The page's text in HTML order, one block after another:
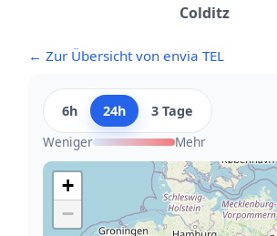
Colditz
← Zur Übersicht von envia TEL
6h 24h
3 Tage
Weniger
Mehr
+
−